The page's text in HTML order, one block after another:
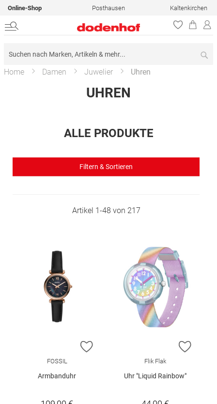
Online-Shop Posthausen Kaltenkirchen
Home Damen Juwelier Uhren
UHREN
ALLE PRODUKTE
Filtern & Sortieren
Artikel 1-48 von 217
ZUR WUNSCHLISTE HINZUFÜGEN
FOSSIL
Armbanduhr
ZUR
Flik Flak
Uhr "Liquid Rainbow"